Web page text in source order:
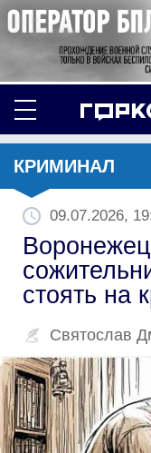
КРИМИНАЛ
09.07.2026,
стоять на
Святослав